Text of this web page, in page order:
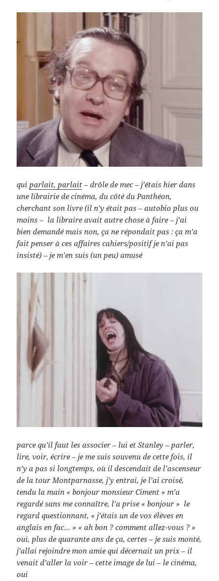
qui parlait, parlait – drôle de mec – j’étais hier dans
une librairie de cinéma, du côté du Panthéon,
cherchant son livre (il n’y était pas – autobio plus ou
moins – la libraire avait autre chose à faire – j’ai
bien demandé mais non, ça ne répondait pas : ça m’a
fait penser à ces affaires cahiers/positif je n’ai pas
insisté) – je m’en suis (un peu) amusé
parce qu’il faut les associer – lui et Stanley – parler,
lire, voir, écrire – je me suis souvenu de cette fois, il
n’y a pas si longtemps, où il descendait de l’ascenseur
de la tour Montparnasse, j’y entrai, je l’ai croisé,
tendu la main « bonjour monsieur Ciment » m’a
regardé sans me connaître, l’a prise « bonjour » le
regard questionnant, « j’étais un de vos élèves en
anglais en fac… » « ah bon ? comment allez-vous ? »
oui, plus de quarante ans de ça, certes – je suis monté,
j’allai rejoindre mon amie qui décernait un prix – il
venait d’aller la voir – cette image de lui – le cinéma,
oui